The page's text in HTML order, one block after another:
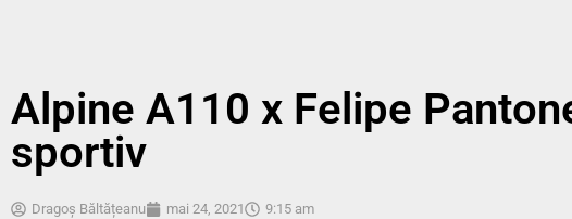
Alpine A110 x Felipe
sportiv
Dragoș Băltățeanu mai 24, 2021 9:15 am